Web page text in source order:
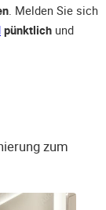
. Melden Sie sich
pünktlich und
zum